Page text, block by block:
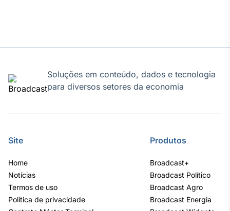
Soluções em conteúdo, dados e tecnologia
para diversos setores da economia
Site
Home
Notícias
Termos de uso
Política de privacidade
Produtos
Broadcast+
Broadcast Político
Broadcast Agro
Broadcast Energia